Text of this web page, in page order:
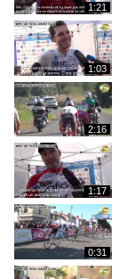
1:21
1:03
2:16
1:17
0:31